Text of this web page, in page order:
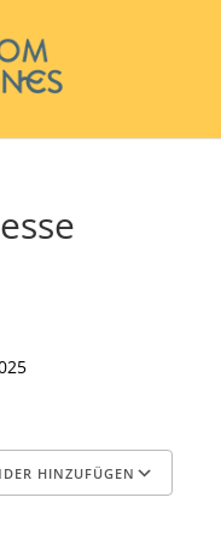
HINZUFÜGEN